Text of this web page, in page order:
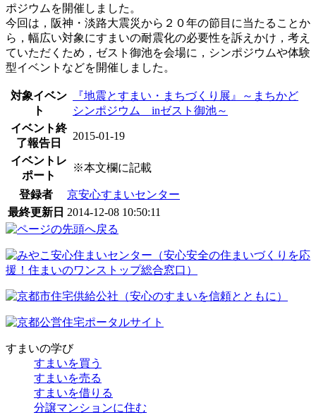
ポジウムを開催しました。
今回は，阪神・淡路大震災から２０年の節目に当たることか
ら，幅広い対象にすまいの耐震化の必要性を訴えかけ，考え
ていただくため，ゼスト御池を会場に，シンポジウムや体験
型イベントなどを開催しました。
対象イベン
ト
『地震とすまい・まちづくり展』～まちかど
シンポジウム inゼスト御池～
イベント終
了報告日
2015-01-19
イベントレ
ポート
※本文欄に記載
登録者
京安心すまいセンター
最終更新日 2014-12-08 10:50:11
すまいの学び
すまいを買う
すまいを売る
すまいを借りる
分譲マンションに住む